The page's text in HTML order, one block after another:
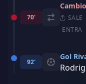
70'
Cambio
SALE
ENTRA
92'
Gol